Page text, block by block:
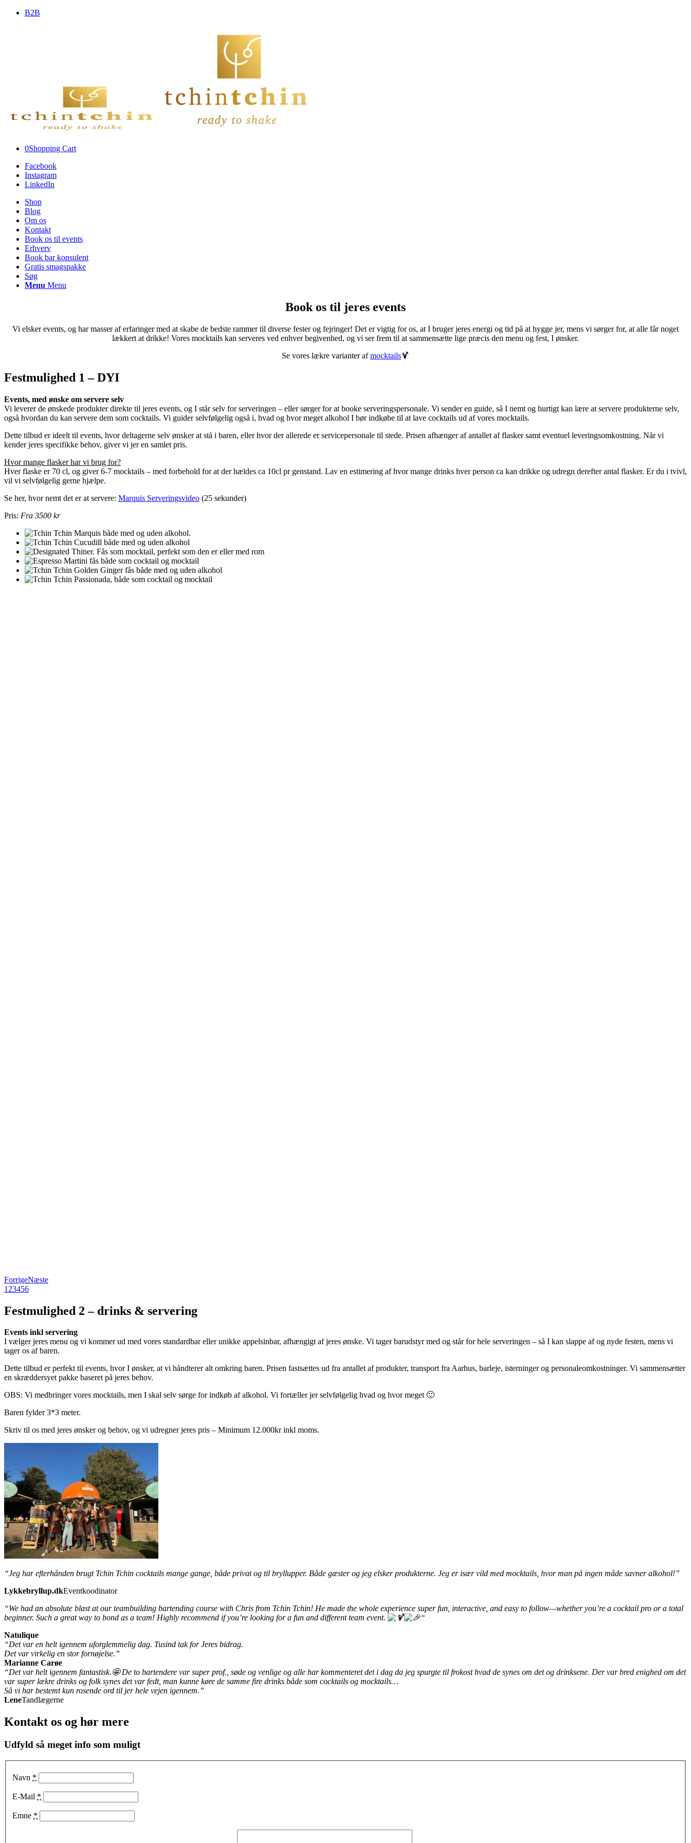
B2B
0Shopping Cart
Facebook
Instagram
LinkedIn
Shop
Blog
Om os
Kontakt
Book os til events
Erhverv
Book bar konsulent
Gratis smagspakke
Søg
Menu Menu
Book os til jeres events
Vi elsker events, og har masser af erfaringer med at skabe de bedste rammer til diverse fester og fejringer! Det er vigtig for os, at I bruger jeres energi og tid på at hygge jer, mens vi sørger for, at alle får noget
lækkert at drikke! Vores mocktails kan serveres ved enhver begivenhed, og vi ser frem til at sammensætte lige præcis den menu og fest, I ønsker.
Se vores lækre varianter afmocktails🍹
Festmulighed 1 – DYI
Events, med ønske om servere selv
Vi leverer de ønskede produkter direkte til jeres events, og I står selv for serveringen – eller sørger for at booke serveringspersonale. Vi sender en guide, så I nemt og hurtigt kan lære at servere produkterne selv,
også hvordan du kan servere dem som cocktails. Vi guider selvfølgelig også i, hvad og hvor meget alkohol I bør indkøbe til at lave cocktails ud af vores mocktails.
Dette tilbud er ideelt til events, hvor deltagerne selv ønsker at stå i baren, eller hvor der allerede er servicepersonale til stede. Prisen afhænger af antallet af flasker samt eventuel leveringsomkostning. Når vi
kender jeres specifikke behov, giver vi jer en samlet pris.
Hvor mange flasker har vi brug for?
Hver flaske er 70 cl, og giver 6-7 mocktails – med forbehold for at der hældes ca 10cl pr genstand. Lav en estimering af hvor mange drinks hver person ca kan drikke og udregn derefter antal flasker. Er du i tvivl,
vil vi selvfølgelig gerne hjælpe.
Se her, hvor nemt det er at servere: Marquis Serveringsvideo (25 sekunder)
Pris: Fra 3500 kr
ForrigeNæste
1 23456
Festmulighed 2 – drinks & servering
Events inkl servering
I vælger jeres menu og vi kommer ud med vores standardbar eller unikke appelsinbar, afhængigt af jeres ønske. Vi tager barudstyr med og står for hele serveringen – så I kan slappe af og nyde festen, mens vi
tager os af baren.
Dette tilbud er perfekt til events, hvor I ønsker, at vi håndterer alt omkring baren. Prisen fastsættes ud fra antallet af produkter, transport fra Aarhus, barleje, isterninger og personaleomkostninger. Vi sammensætter
en skræddersyet pakke baseret på jeres behov.
OBS: Vi medbringer vores mocktails, men I skal selv sørge for indkøb af alkohol. Vi fortæller jer selvfølgelig hvad og hvor meget 🙂
Baren fylder 3*3 meter.
Skriv til os med jeres ønsker og behov, og vi udregner jeres pris – Minimum 12.000kr inkl moms.
“Jeg har efterhånden brugt Tchin Tchin cocktails mange gange, både privat og til bryllupper. Både gæster og jeg elsker produkterne. Jeg er især vild med mocktails, hvor man på ingen måde savner alkohol!”
Lykkebryllup.dkEventkoodinator
“We had an absolute blast at our teambuilding bartending course with Chris from Tchin Tchin! He made the whole experience super fun, interactive, and easy to follow—whether you’re a cocktail pro or a total
beginner. Such a great way to bond as a team! Highly recommend if you’re looking for a fun and different team event.
“
Natulique
“Det var en helt igennem uforglemmelig dag. Tusind tak for Jeres bidrag.
Det var virkelig en stor fornøjelse.”
Marianne Carøe
“Det var helt igennem fantastisk.🤩 De to bartendere var super prof., søde og venlige og alle har kommenteret det i dag da jeg spurgte til frokost hvad de synes om det og drinksene. Der var bred enighed om det
var super lækre drinks og folk synes det var fedt, man kunne køre de samme fire drinks både som cocktails og mocktails…
Så vi har bestemt kun rosende ord til jer hele vejen igennem.”
LeneTandlægerne
Kontakt os og hør mere
Udfyld så meget info som muligt
Navn *
E-Mail *
Emne *